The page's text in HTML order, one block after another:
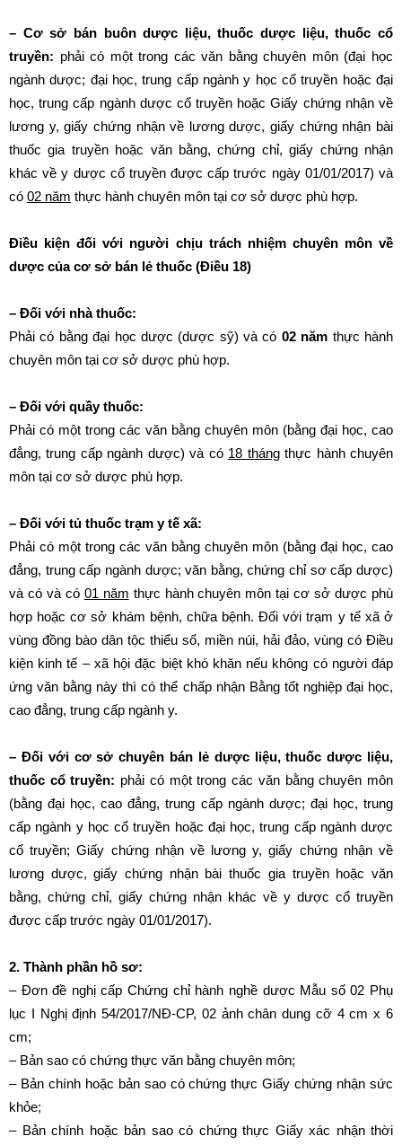
– Cơ sở bán buôn dược liệu, thuốc dược liệu, thuốc cổ
truyền: phải có một trong các văn bằng chuyên môn (đại học
ngành dược; đại học, trung cấp ngành y học cổ truyền hoặc đại
học, trung cấp ngành dược cổ truyền hoặc Giấy chứng nhận về
lương y, giấy chứng nhận về lương dược, giấy chứng nhận bài
thuốc gia truyền hoặc văn bằng, chứng chỉ, giấy chứng nhận
khác về y dược cổ truyền được cấp trước ngày 01/01/2017) và
có 02 năm thực hành chuyên môn tại cơ sở dược phù hợp.
Điều kiện đối với người chịu trách nhiệm chuyên môn về
dược của cơ sở bán lẻ thuốc (Điều 18)
– Đối với nhà thuốc:
Phải có bằng đại học dược (dược sỹ) và có 02 năm thực hành
chuyên môn tại cơ sở dược phù hợp.
– Đối với quầy thuốc:
Phải có một trong các văn bằng chuyên môn (bằng đại học, cao
đẳng, trung cấp ngành dược) và có 18 thángthực hành chuyên
môn tại cơ sở dược phù hợp.
– Đối với tủ thuốc trạm y tế xã:
Phải có một trong các văn bằng chuyên môn (bằng đại học, cao
đẳng, trung cấp ngành dược; văn bằng, chứng chỉ sơ cấp dược)
và có và có 01 năm thực hành chuyên môn tại cơ sở dược phù
hợp hoặc cơ sở khám bệnh, chữa bệnh. Đối với trạm y tế xã ở
vùng đồng bào dân tộc thiểu số, miền núi, hải đảo, vùng có Điều
kiện kinh tế – xã hội đặc biệt khó khăn nếu không có người đáp
ứng văn bằng này thì có thể chấp nhận Bằng tốt nghiệp đại học,
cao đẳng, trung cấp ngành y.
– Đối với cơ sở chuyên bán lẻ dược liệu, thuốc dược liệu,
thuốc cổ truyền: phải có một trong các văn bằng chuyên môn
(bằng đại học, cao đẳng, trung cấp ngành dược; đại học, trung
cấp ngành y học cổ truyền hoặc đại học, trung cấp ngành dược
cổ truyền; Giấy chứng nhận về lương y, giấy chứng nhận về
lương dược, giấy chứng nhận bài thuốc gia truyền hoặc văn
bằng, chứng chỉ, giấy chứng nhận khác về y dược cổ truyền
được cấp trước ngày 01/01/2017).
2. Thành phần hồ sơ:
– Đơn đề nghị cấp Chứng chỉ hành nghề dược Mẫu số 02 Phụ
lục I Nghị định 54/2017/NĐ-CP, 02 ảnh chân dung cỡ 4 cm x 6
cm;
– Bản sao có chứng thực văn bằng chuyên môn;
– Bản chính hoặc bản sao có chứng thực Giấy chứng nhận sức
khỏe;
– Bản chính hoặc bản sao có chứng thực Giấy xác nhận thời